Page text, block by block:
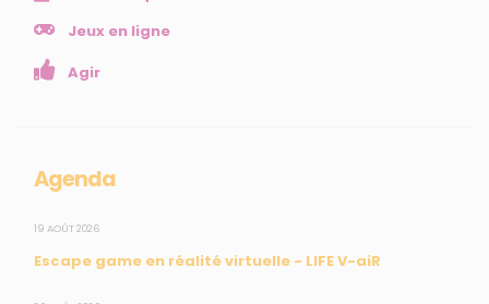
Jeux en ligne
Agir
Agenda
19 AOÛT 2026
Escape game en réalité virtuelle - LIFE V-aiR
Collectivités
Mesures réglementaires
SUIVEZ-NOUS